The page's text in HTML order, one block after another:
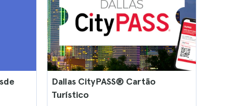
Dallas CityPASS® Cartão
Turístico